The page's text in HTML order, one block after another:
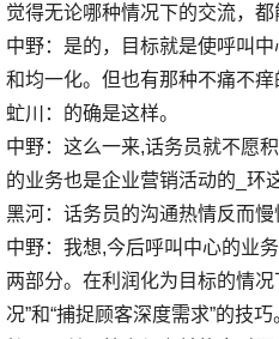
觉得无论哪种情况下的交流，都
中野：是的，目标就是使呼叫
和均一化。但也有那种不痛不痒
虻川：的确是这样。
中野：这么一来,话务员就不愿
的业务也是企业营销活动的_环
黑河：话务员的沟通热情反而慢
中野：我想,今后呼叫中心的业
两部分。在利润化为目标的情
况”和“捕捉顾客深度需求”的技巧